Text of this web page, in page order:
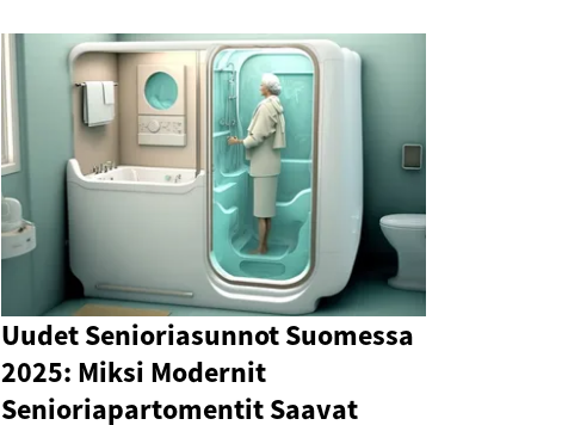
Uudet Senioriasunnot Suomessa
2025: Miksi Modernit
Senioriapartomentit Saavat